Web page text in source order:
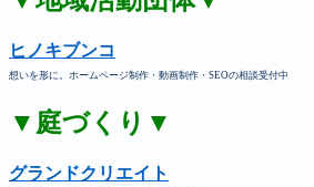
ヒノキブンコ
想いを形に。ホームページ制作・動画制作・SEOの相談受付中
▼庭づくり▼
グランドクリエイト